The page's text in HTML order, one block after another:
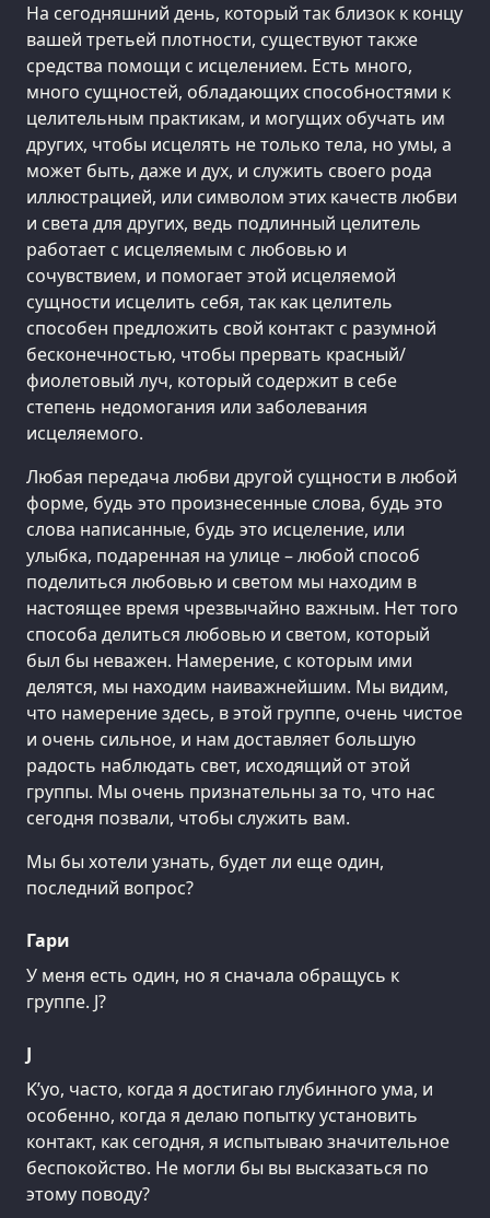
На сегодняшний день, который так близок к концу
вашей третьей плотности, существуют также
средства помощи с исцелением. Есть много,
много сущностей, обладающих способностями к
целительным практикам, и могущих обучать им
других, чтобы исцелять не только тела, но умы, а
может быть, даже и дух, и служить своего рода
иллюстрацией, или символом этих качеств любви
и света для других, ведь подлинный целитель
работает с исцеляемым с любовью и
сочувствием, и помогает этой исцеляемой
сущности исцелить себя, так как целитель
способен предложить свой контакт с разумной
бесконечностью, чтобы прервать красный/
фиолетовый луч, который содержит в себе
степень недомогания или заболевания
исцеляемого.
Любая передача любви другой сущности в любой
форме, будь это произнесенные слова, будь это
слова написанные, будь это исцеление, или
улыбка, подаренная на улице – любой способ
поделиться любовью и светом мы находим в
настоящее время чрезвычайно важным. Нет того
способа делиться любовью и светом, который
был бы неважен. Намерение, с которым ими
делятся, мы находим наиважнейшим. Мы видим,
что намерение здесь, в этой группе, очень чистое
и очень сильное, и нам доставляет большую
радость наблюдать свет, исходящий от этой
группы. Мы очень признательны за то, что нас
сегодня позвали, чтобы служить вам.
Мы бы хотели узнать, будет ли еще один,
последний вопрос?
Гари
У меня есть один, но я сначала обращусь к
группе. J?
J
K’уо, часто, когда я достигаю глубинного ума, и
особенно, когда я делаю попытку установить
контакт, как сегодня, я испытываю значительное
беспокойство. Не могли бы вы высказаться по
этому поводу?